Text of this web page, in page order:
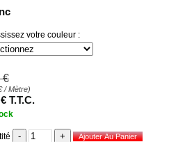
votre couleur :
€
/ Mètre)
T.T.C.